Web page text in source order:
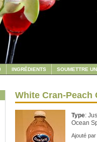
INGRÉDIENTS SOUMETTRE
White Cran-Peach
Type:
Ocean
Ajouté par